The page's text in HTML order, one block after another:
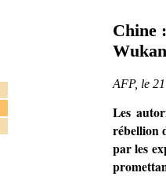
Chine
AFP, le
Les
rébellion
par les